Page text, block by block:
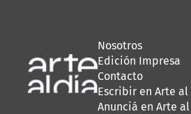
Nosotros
Edición Impresa
Contacto
Escribir en Arte al
Anunciá en Arte